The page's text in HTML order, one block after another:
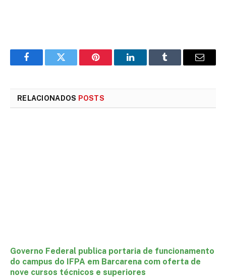
FacebookTwitter Pinterest LinkedInTumblr
E-
RELACIONADOS POSTS
Governo Federal publica portaria de funcionamento
do campus do IFPA em Barcarena com oferta de
nove cursos técnicos e superiores